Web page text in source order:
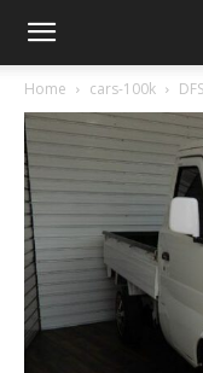
Home cars-100k